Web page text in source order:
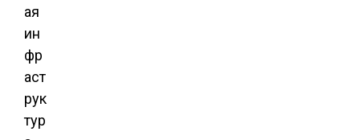
ая
ин
фр
аст
рук
тур